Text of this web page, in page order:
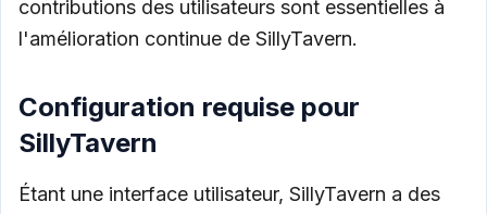
contributions des utilisateurs sont essentielles à
l'amélioration continue de SillyTavern.
Configuration requise pour
SillyTavern
Étant une interface utilisateur, SillyTavern a des